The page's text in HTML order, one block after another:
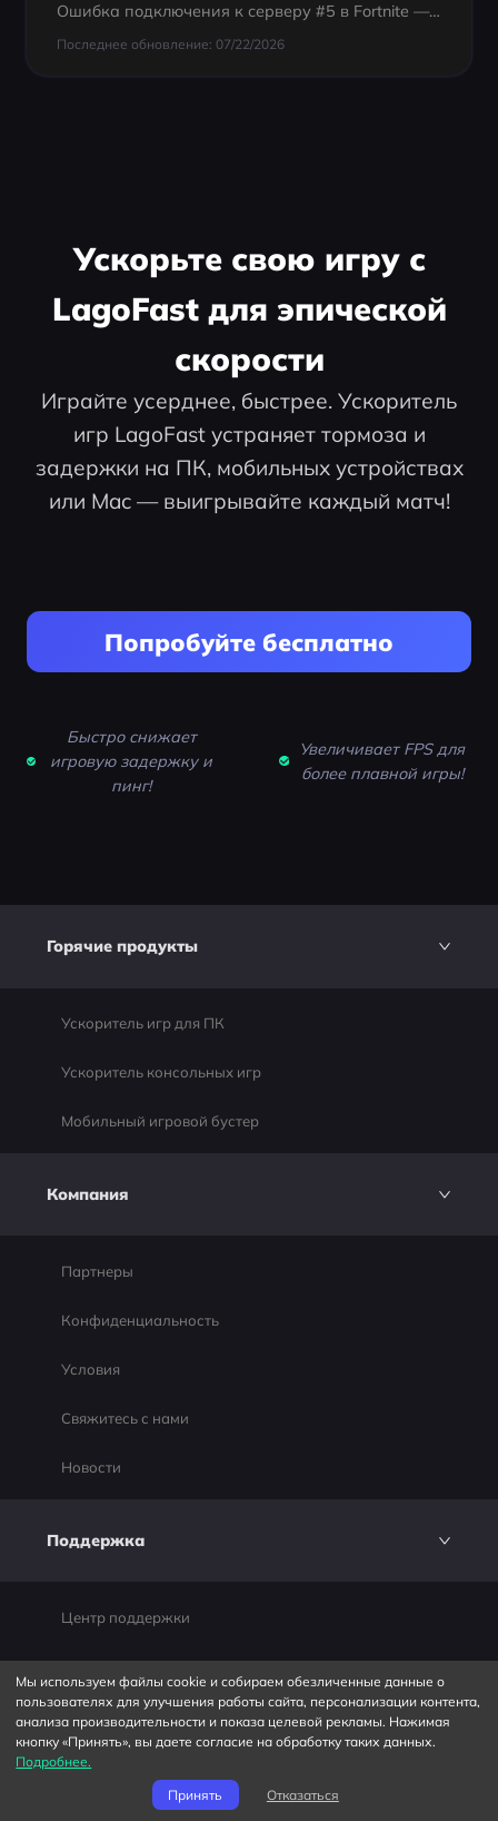
Ошибка подключения к серверу #5 в Fortnite — это связанная с сетью ошибка, которая мешает игрокам войти в систему или оставаться подключенными к серверам Epic.
Последнее обновление: 07/22/2026
Ускорьте свою игру с
LagoFast для эпической
скорости
Играйте усерднее, быстрее. Ускоритель
игр LagoFast устраняет тормоза и
задержки на ПК, мобильных устройствах
или Mac — выигрывайте каждый матч!
Попробуйте бесплатно
Быстро снижает
игровую задержку и
пинг!
Увеличивает FPS для
более плавной игры!
Горячие продукты
Ускоритель игр для ПК
Ускоритель консольных игр
Мобильный игровой бустер
Компания
Партнеры
Конфиденциальность
Условия
Свяжитесь с нами
Новости
Поддержка
Центр поддержки
Решения для игр
Деловые контакты
Мы используем файлы cookie и собираем обезличенные данные о
пользователях для улучшения работы сайта, персонализации контента,
анализа производительности и показа целевой рекламы. Нажимая
кнопку «Принять», вы даете согласие на обработку таких данных.
Подробнее.
Принять
Отказаться